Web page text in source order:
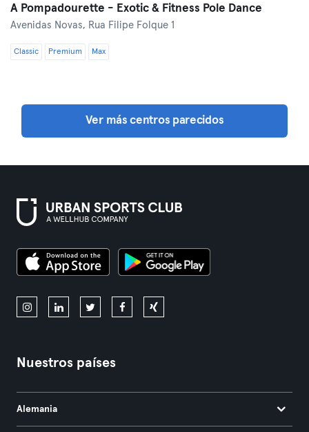
A Pompadourette - Exotic & Fitness Pole Dance
Avenidas Novas, Rua Filipe Folque 1
Classic Premium Max
Ver más centros parecidos
Nuestros países
Alemania